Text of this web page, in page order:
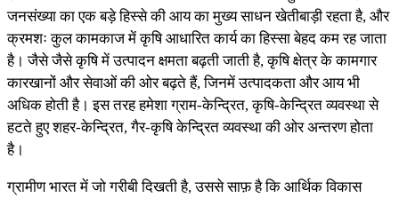
जनसंख्या का एक बड़े हिस्से की आय का मुख्य साधन खेतीबाड़ी रहता है, और
क्रमशः कुल कामकाज में कृषि आधारित कार्य का हिस्सा बेहद कम रह जाता
है। जैसे जैसे कृषि में उत्पादन क्षमता बढ़ती जाती है, कृषि क्षेत्र के कामगार
कारखानों और सेवाओं की ओर बढ़ते हैं, जिनमें उत्पादकता और आय भी
अधिक होती है। इस तरह हमेशा ग्राम-केन्द्रित, कृषि-केन्द्रित व्यवस्था से
हटते हुए शहर-केन्द्रित, गैर-कृषि केन्द्रित व्यवस्था की ओर अन्तरण होता
है।
ग्रामीण भारत में जो गरीबी दिखती है, उससे साफ़ है कि आर्थिक विकास